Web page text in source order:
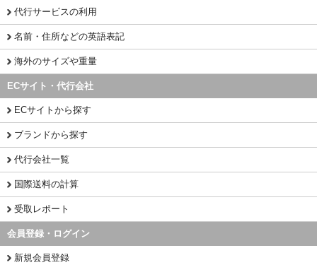
代行サービスの利用
名前・住所などの英語表記
海外のサイズや重量
ECサイト・代行会社
ECサイトから探す
ブランドから探す
代行会社一覧
国際送料の計算
受取レポート
会員登録・ログイン
新規会員登録